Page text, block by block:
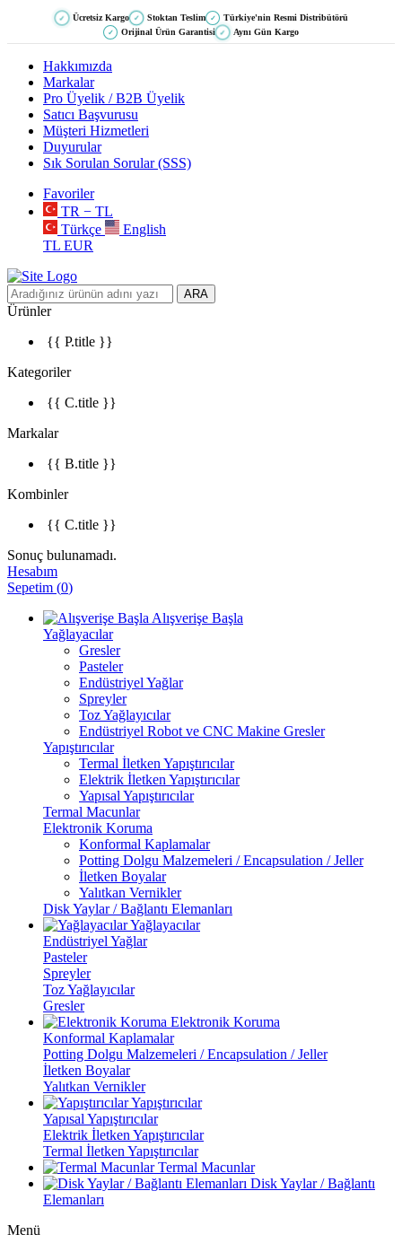
✓ Ücretsiz Kargo ✓ Stoktan Teslim ✓ Türkiye'nin Resmi Distribütörü
✓ Orijinal Ürün Garantisi ✓ Aynı Gün Kargo
Hakkımızda
Markalar
Pro Üyelik / B2B Üyelik
Satıcı Başvurusu
Müşteri Hizmetleri
Duyurular
Sık Sorulan Sorular (SSS)
Favoriler
TR − TL
Türkçe
English
TL EUR
ARA
Ürünler
{{ P.title }}
Kategoriler
{{ C.title }}
Markalar
{{ B.title }}
Kombinler
{{ C.title }}
Sonuç bulunamadı.
Hesabım
Sepetim (0)
Alışverişe Başla
Yağlayacılar
Gresler
Pasteler
Endüstriyel Yağlar
Spreyler
Toz Yağlayıcılar
Endüstriyel Robot ve CNC Makine Gresler
Yapıştırıcılar
Termal İletken Yapıştırıcılar
Elektrik İletken Yapıştırıcılar
Yapısal Yapıştırıcılar
Termal Macunlar
Elektronik Koruma
Konformal Kaplamalar
Potting Dolgu Malzemeleri / Encapsulation / Jeller
İletken Boyalar
Yalıtkan Vernikler
Disk Yaylar / Bağlantı Elemanları
Yağlayacılar
Endüstriyel Yağlar
Pasteler
Spreyler
Toz Yağlayıcılar
Gresler
Elektronik Koruma
Konformal Kaplamalar
Potting Dolgu Malzemeleri / Encapsulation / Jeller
İletken Boyalar
Yalıtkan Vernikler
Yapıştırıcılar
Yapısal Yapıştırıcılar
Elektrik İletken Yapıştırıcılar
Termal İletken Yapıştırıcılar
Termal Macunlar
Disk Yaylar / Bağlantı
Elemanları
Menü